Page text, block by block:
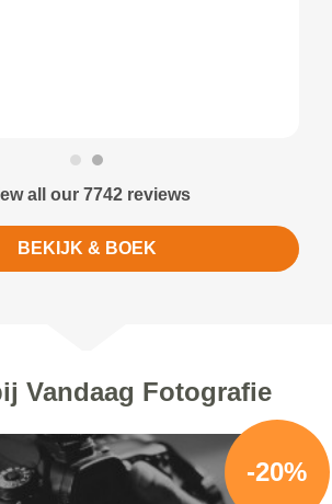
all our 7742 reviews
BEKIJK & BOEK
Vandaag Fotografie
-20%